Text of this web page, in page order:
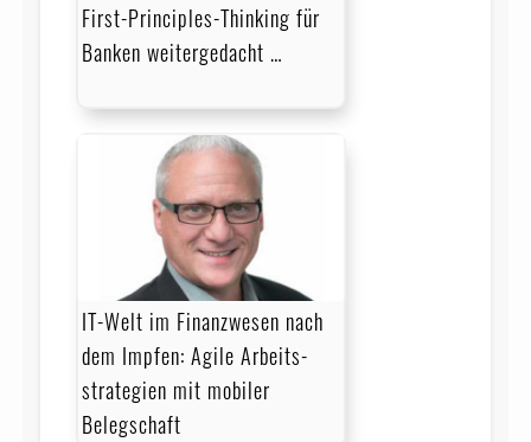
First-Principles-Thinking für
Banken weitergedacht …
IT-Welt im Finanzwesen nach
dem Impfen: Agile Arbeits­
strategien mit mobiler
Belegschaft